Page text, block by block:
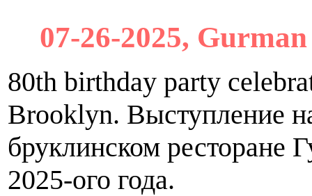
07-26-2025,
80th birthday party
Brooklyn. Выступление
бруклинском ресторане
2025-ого года.